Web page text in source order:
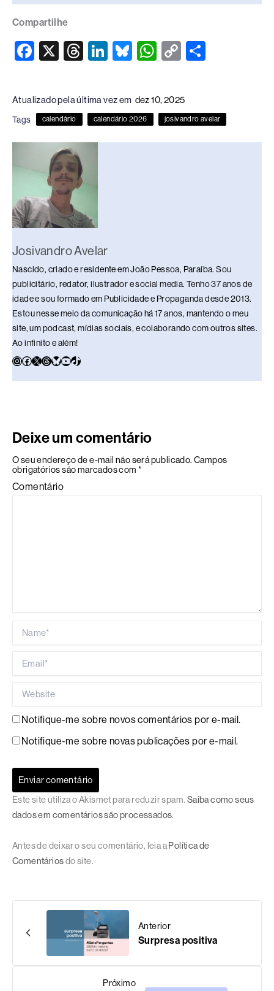
Compartilhe
F
e
b
o
o
X
T
a
d
s
Li
e
dI
n
Bl
sk
y
W
s
A
p
C
y
Li
n
e
Atualizado pela última vez em dez 10, 2025
Tags calendário calendário 2026 josivandro avelar
Josivandro Avelar
Nascido, criado e residente em João Pessoa, Paraíba. Sou
publicitário, redator, ilustrador e social media. Tenho 37 anos de
idade e sou formado em Publicidade e Propaganda desde 2013.
Estou nesse meio da comunicação há 17 anos, mantendo o meu
site, um podcast, mídias sociais, e colaborando com outros sites.
Ao infinito e além!
Deixe um comentário
O seu endereço de e-mail não será publicado. Campos
obrigatórios são marcados com *
Comentário
Notifique-me sobre novos comentários por e-mail.
Notifique-me sobre novas publicações por e-mail.
Este site utiliza o Akismet para reduzir spam. Saiba como seus
dados em comentários são processados.
Antes de deixar o seu comentário, leia a Política de
Comentáriosdo site.
Anterior
Surpresa positiva
Próximo